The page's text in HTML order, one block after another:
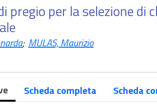
pregio per la selezione di
; MULAS, Maurizio
Scheda completa Scheda